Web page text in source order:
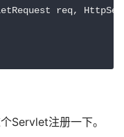
req,
Servlet注册一下。